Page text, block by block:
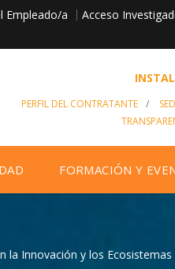
Empleado/a Acceso
PERFIL DEL CONTRATANTE /
FORMACIÓN Y
la Innovación y los